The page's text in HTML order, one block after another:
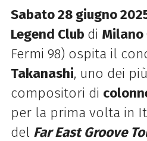
Sabato 28 giugno
Legend Club di Milano
Fermi 98) ospita il
Takanashi, uno dei
compositori di
per la prima volta in
del Far East Groove